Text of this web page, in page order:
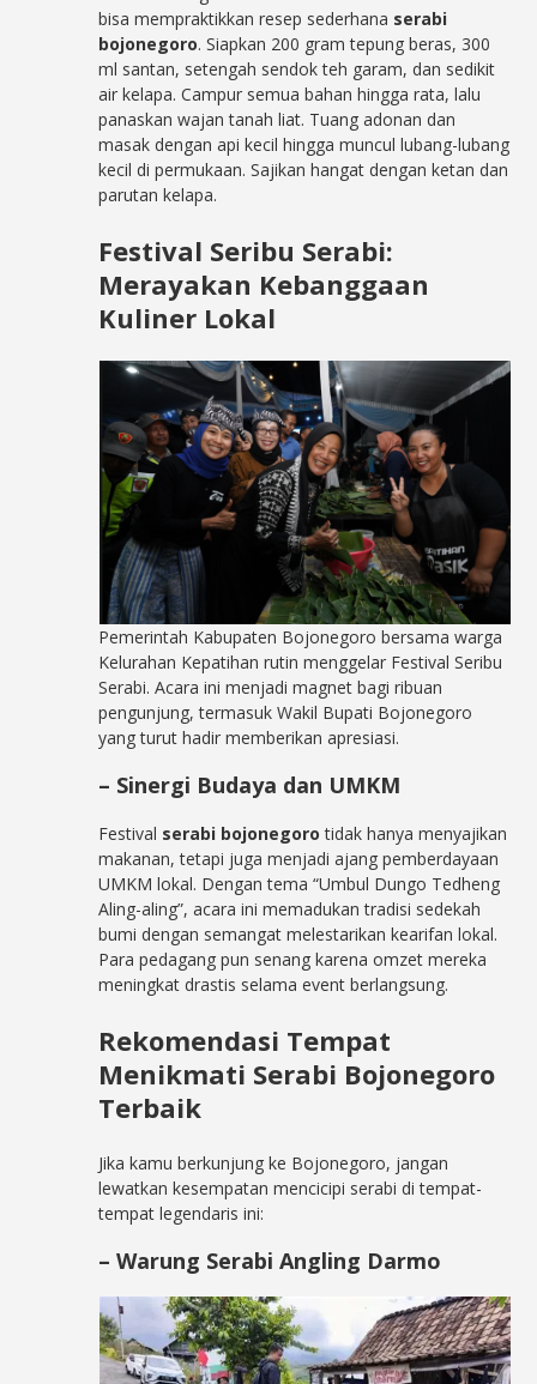
bisa mempraktikkan resep sederhana serabi
bojonegoro. Siapkan 200 gram tepung beras, 300
ml santan, setengah sendok teh garam, dan sedikit
air kelapa. Campur semua bahan hingga rata, lalu
panaskan wajan tanah liat. Tuang adonan dan
masak dengan api kecil hingga muncul lubang-lubang
kecil di permukaan. Sajikan hangat dengan ketan dan
parutan kelapa.
Festival Seribu Serabi:
Merayakan Kebanggaan
Kuliner Lokal
Pemerintah Kabupaten Bojonegoro bersama warga
Kelurahan Kepatihan rutin menggelar Festival Seribu
Serabi. Acara ini menjadi magnet bagi ribuan
pengunjung, termasuk Wakil Bupati Bojonegoro
yang turut hadir memberikan apresiasi.
– Sinergi Budaya dan UMKM
Festival serabi bojonegoro tidak hanya menyajikan
makanan, tetapi juga menjadi ajang pemberdayaan
UMKM lokal. Dengan tema “Umbul Dungo Tedheng
Aling-aling”, acara ini memadukan tradisi sedekah
bumi dengan semangat melestarikan kearifan lokal.
Para pedagang pun senang karena omzet mereka
meningkat drastis selama event berlangsung.
Rekomendasi Tempat
Menikmati Serabi Bojonegoro
Terbaik
Jika kamu berkunjung ke Bojonegoro, jangan
lewatkan kesempatan mencicipi serabi di tempat-
tempat legendaris ini:
– Warung Serabi Angling Darmo